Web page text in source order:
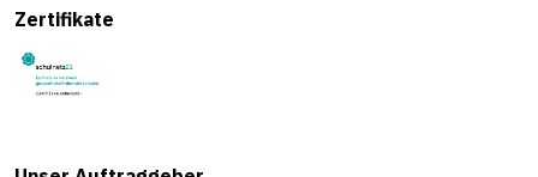
Zertifikate